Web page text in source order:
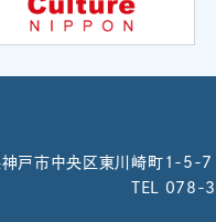
神戸市中央区東川崎町1-5-7
TEL 078-